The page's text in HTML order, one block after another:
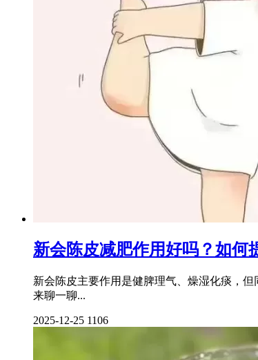
新会陈皮减肥作用好吗？如何
新会陈皮主要作用是健脾理气、燥湿化痰，
来聊一聊...
2025-12-25 1106